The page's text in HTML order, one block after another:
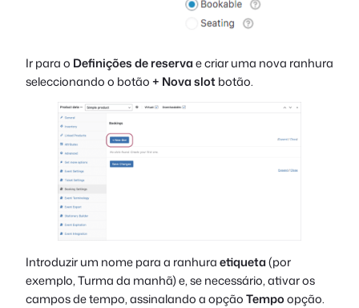
Ir para o Definições de reservae criar uma nova ranhura
seleccionando o botão + Nova slotbotão.
Introduzir um nome para a ranhuraetiqueta(por
exemplo, Turma da manhã) e, se necessário, ativar os
campos de tempo, assinalando a opçãoTempoopção.